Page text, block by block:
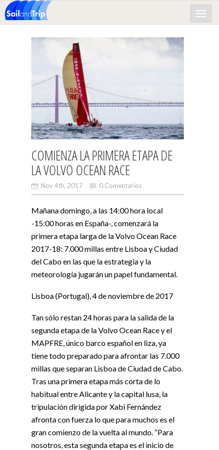
Toggle
COMIENZA LA PRIMERA ETAPA DE
LA VOLVO OCEAN RACE
Nov 4th, 2017 0 Comentarios
Mañana domingo, a las 14:00 hora local
-15:00 horas en España-, comenzará la
primera etapa larga de la Volvo Ocean Race
2017-18: 7.000 millas entre Lisboa y Ciudad
del Cabo en las que la estrategia y la
meteorología jugarán un papel fundamental.
Lisboa (Portugal), 4 de noviembre de 2017
Tan sólo restan 24 horas para la salida de la
segunda etapa de la Volvo Ocean Race y el
MAPFRE, único barco español en liza, ya
tiene todo preparado para afrontar las 7.000
millas que separan Lisboa de Ciudad de Cabo.
Tras una primera etapa más corta de lo
habitual entre Alicante y la capital lusa, la
tripulación dirigida por Xabi Fernández
afronta con fuerza lo que para muchos es el
gran comienzo de la vuelta al mundo. “Para
nosotros, esta segunda etapa es el inicio de